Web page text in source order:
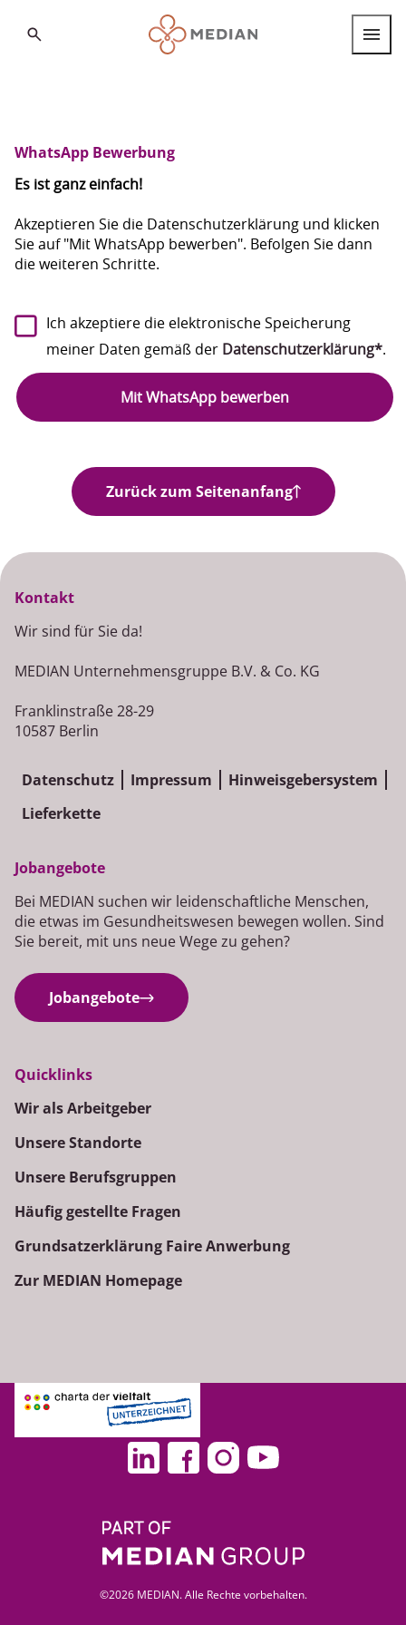
Search
Internationale Fachkräfte
Über MEDIAN
Deutsch
Deutsch
English
WhatsApp Bewerbung
Es ist ganz einfach!
Akzeptieren Sie die Datenschutzerklärung und klicken
Sie auf "Mit WhatsApp bewerben". Befolgen Sie dann
die weiteren Schritte.
Ich akzeptiere die elektronische Speicherung
meiner Daten gemäß der Datenschutzerklärung*.
Mit WhatsApp bewerben
Zurück zum Seitenanfang
Kontakt
Wir sind für Sie da!
MEDIAN Unternehmensgruppe B.V. & Co. KG
Franklinstraße 28-29
10587 Berlin
Datenschutz Impressum
Hinweisgebersystem
Lieferkette
Jobangebote
Bei MEDIAN suchen wir leidenschaftliche Menschen,
die etwas im Gesundheitswesen bewegen wollen. Sind
Sie bereit, mit uns neue Wege zu gehen?
Jobangebote
Quicklinks
Wir als Arbeitgeber
Unsere Standorte
Unsere Berufsgruppen
Häufig gestellte Fragen
Grundsatzerklärung Faire Anwerbung
Zur MEDIAN Homepage
©2026 MEDIAN. Alle Rechte vorbehalten.